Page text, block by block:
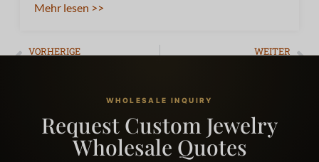
Mehr lesen >>
VORHERIGE WEITER
WHOLESALE INQUIRY
Request Custom Jewelry
Wholesale Quotes